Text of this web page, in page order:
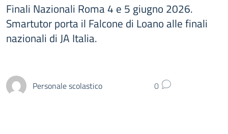
Finali Nazionali Roma 4 e 5 giugno 2026.
Smartutor porta il Falcone di Loano alle finali
nazionali di JA Italia.
Personale scolastico 0